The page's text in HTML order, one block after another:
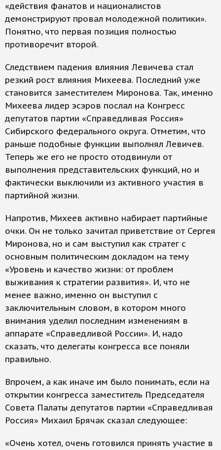
«действия фанатов и националистов
демонстрируют провал молодежной политики».
Понятно, что первая позиция полностью
противоречит второй.
Следствием падения влияния Левичева стал
резкий рост влияния Михеева. Последний уже
становится заместителем Миронова. Так, именно
Михеева лидер эсэров послал на Конгресс
депутатов партии «Справедливая Россия»
Сибирского федерального округа. Отметим, что
раньше подобные функции выполнял Левичев.
Теперь же его не просто отодвинули от
выполнения представительских функций, но и
фактически выключили из активного участия в
партийной жизни.
Напротив, Михеев активно набирает партийные
очки. Он не только зачитал приветствие от Сергея
Миронова, но и сам выступил как стратег с
основным политическим докладом на тему
«Уровень и качество жизни: от проблем
выживания к стратегии развития». И, что не
менее важно, именно он выступил с
заключительным словом, в котором много
внимания уделил последним изменениям в
аппарате «Справедливой России». И, надо
сказать, что делегаты конгресса все поняли
правильно.
Впрочем, а как иначе им было понимать, если на
открытии конгресса заместитель Председателя
Совета Палаты депутатов партии «Справедливая
Россия» Михаил Брячак сказал следующее:
«Очень хотел, очень готовился принять участие в